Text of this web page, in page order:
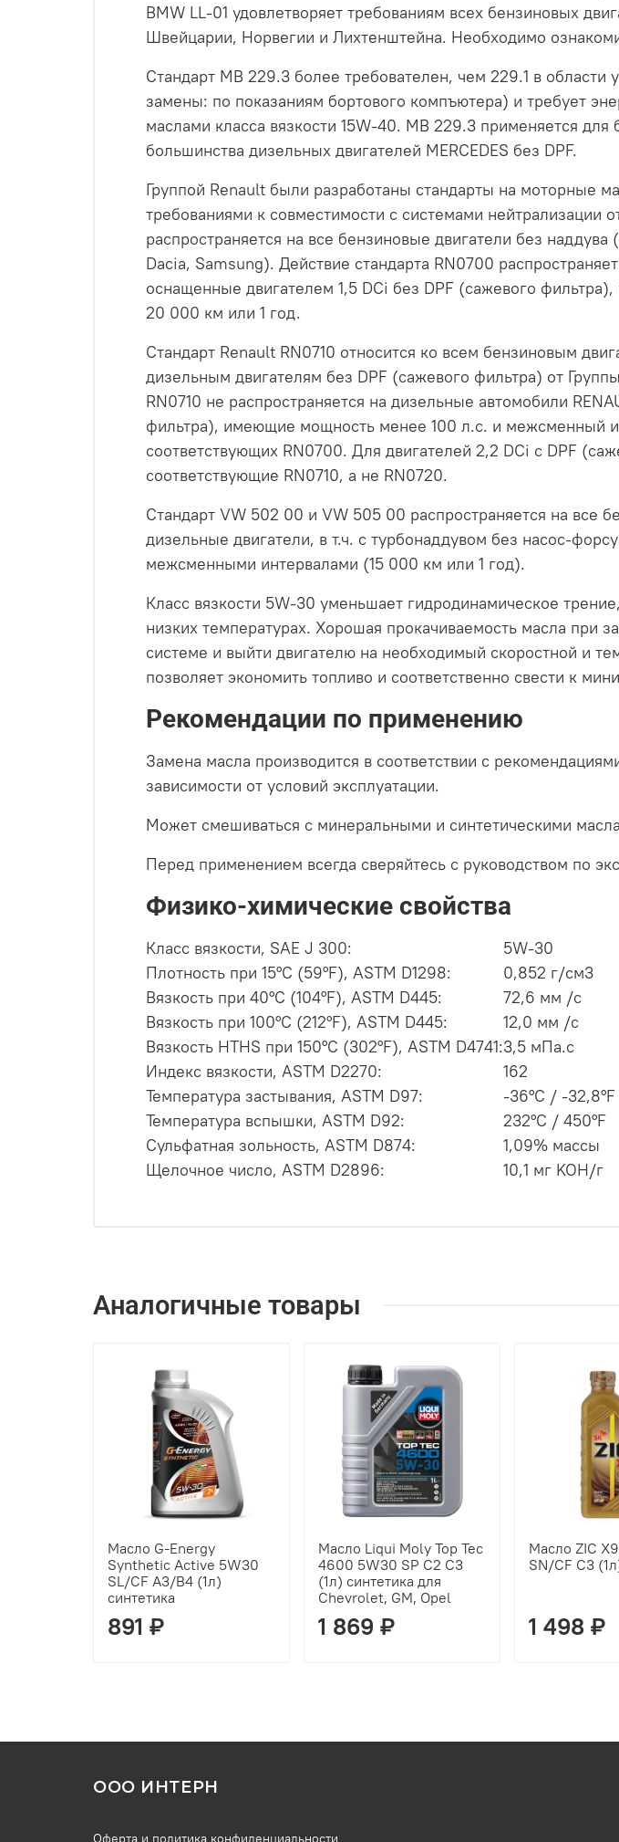
BMW LL-01 удовлетворяет требованиям всех бензиновых
Швейцарии, Норвегии и Лихтенштейна. Необходимо
Стандарт MB 229.3 более требователен, чем 229.1 в
замены: по показаниям бортового компъютера) и требует
маслами класса вязкости 15W-40. MB 229.3 применяется
большинства дизельных двигателей MERCEDES без DPF.
Группой Renault были разработаны стандарты на моторные
требованиями к совместимости с системами нейтрализации
распространяется на все бензиновые двигатели без
Dacia, Samsung). Действие стандарта RN0700
оснащенные двигателем 1,5 DCi без DPF (сажевого
20 000 км или 1 год.
Стандарт Renault RN0710 относится ко всем бензиновым
дизельным двигателям без DPF (сажевого фильтра) от
RN0710 не распространяется на дизельные автомобили
фильтра), имеющие мощность менее 100 л.с. и межсменный
соответствующих RN0700. Для двигателей 2,2 DCi с DPF
соответствующие RN0710, а не RN0720.
Стандарт VW 502 00 и VW 505 00 распространяется на все
дизельные двигатели, в т.ч. с турбонаддувом без насос-
межсменными интервалами (15 000 км или 1 год).
Класс вязкости 5W-30 уменьшает гидродинамическое
низких температурах. Хорошая прокачиваемость масла при
системе и выйти двигателю на необходимый скоростной и
позволяет экономить топливо и соответственно свести к
Рекомендации по применению
Замена масла производится в соответствии с
зависимости от условий эксплуатации.
Может смешиваться с минеральными и синтетическими
Перед применением всегда сверяйтесь с руководством по
Физико-химические свойства
Класс вязкости, SAE J 300:
5W-30
Плотность при 15°C (59°F), ASTM D1298:
0,852 г/см3
Вязкость при 40°C (104°F), ASTM D445:
72,6 мм /с
Вязкость при 100°C (212°F), ASTM D445:
12,0 мм /с
Вязкость HTHS при 150°C (302°F), ASTM D4741:3,5 мПа.с
Индекс вязкости, ASTM D2270:
162
Температура застывания, ASTM D97:
-36°C / -32,8°F
Температура вспышки, ASTM D92:
232°C / 450°F
Сульфатная зольность, ASTM D874:
1,09% массы
Щелочное число, ASTM D2896:
10,1 мг KOH/г
Аналогичные товары
Масло G-Energy
Synthetic Active 5W30
SL/CF A3/B4 (1л)
синтетика
891 ₽
Масло Liqui Moly Top Tec
4600 5W30 SP C2 C3
(1л) синтетика для
Chevrolet, GM, Opel
1 869 ₽
Масло ZIC
SN/CF C3
1 498 ₽
ООО ИНТЕРН
Оферта и политика конфиденциальности